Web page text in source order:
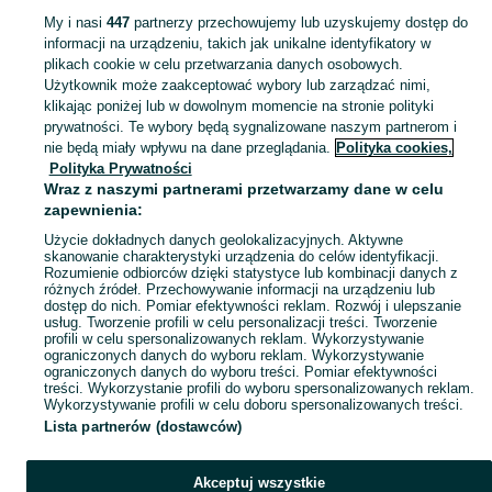
KATEGORIA
Sprzedaż rowerów miejskich Tczew ▶️ Aktualne oferty nowe i używane ✅ Szeroki wybór produktów w najlepszych cenach ✌ Sprawdź oferty na OLX.pl! Zobacz
Mapa kategorii
Mapa miejscowości
Mapa ministron
Popularne wyszukiwania
My i nasi 447partnerzy przechowujemy lub uzyskujemy dostęp do
informacji na urządzeniu, takich jak unikalne identyfikatory w
plikach cookie w celu przetwarzania danych osobowych.
Użytkownik może zaakceptować wybory lub zarządzać nimi,
klikając poniżej lub w dowolnym momencie na stronie polityki
prywatności. Te wybory będą sygnalizowane naszym partnerom i
nie będą miały wpływu na dane przeglądania. Polityka cookies,
Polityka Prywatności
Wraz z naszymi partnerami przetwarzamy dane w celu
zapewnienia:
Użycie dokładnych danych geolokalizacyjnych. Aktywne
skanowanie charakterystyki urządzenia do celów identyfikacji.
Rozumienie odbiorców dzięki statystyce lub kombinacji danych z
różnych źródeł. Przechowywanie informacji na urządzeniu lub
dostęp do nich. Pomiar efektywności reklam. Rozwój i ulepszanie
usług. Tworzenie profili w celu personalizacji treści. Tworzenie
profili w celu spersonalizowanych reklam. Wykorzystywanie
ograniczonych danych do wyboru reklam. Wykorzystywanie
ograniczonych danych do wyboru treści. Pomiar efektywności
treści. Wykorzystanie profili do wyboru spersonalizowanych reklam.
Wykorzystywanie profili w celu doboru spersonalizowanych treści.
Lista partnerów (dostawców)
Akceptuj wszystkie